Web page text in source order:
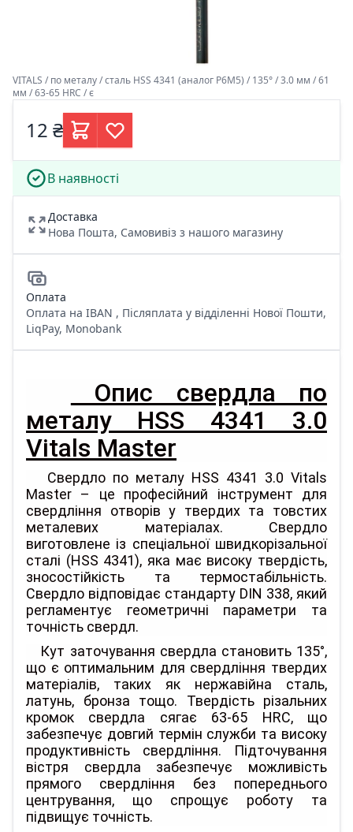
VITALS / по металу / сталь HSS 4341 (аналог Р6М5) / 135° / 3.0 мм / 61
мм / 63-65 HRC / є
12 ₴
В наявності
Доставка
Нова Пошта, Самовивіз з нашого магазину
Оплата
Оплата на IBAN , Післяплата у відділенні Нової Пошти,
LiqPay, Monobank
Опис свердла по
металу HSS 4341 3.0
Vitals Master
Свердло по металу HSS 4341 3.0 Vitals
Master – це професійний інструмент для
свердління отворів у твердих та товстих
металевих матеріалах. Свердло
виготовлене із спеціальної швидкорізальної
сталі (HSS 4341), яка має високу твердість,
зносостійкість та термостабільність.
Свердло відповідає стандарту DIN 338, який
регламентує геометричні параметри та
точність свердл.
Кут заточування свердла становить 135°,
що є оптимальним для свердління твердих
матеріалів, таких як нержавійна сталь,
латунь, бронза тощо. Твердість різальних
кромок свердла сягає 63-65 HRC, що
забезпечує довгий термін служби та високу
продуктивність свердління. Підточування
вістря свердла забезпечує можливість
прямого свердління без попереднього
центрування, що спрощує роботу та
підвищує точність.